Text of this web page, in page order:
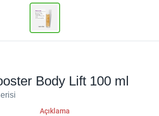
Body Lift 100 ml
Açıklama